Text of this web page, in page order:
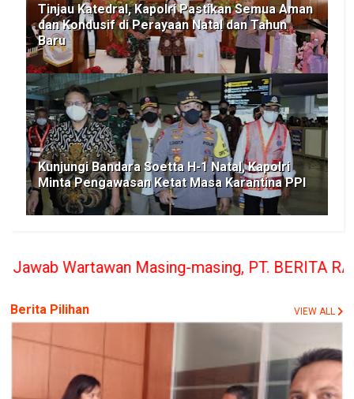
Tinjau Katedral, Kapolri Pastikan Semua Aman
dan Kondusif di Perayaan Natal dan Tahun
Baru
Kunjungi Bandara Soetta H-1 Natal, Kapolri
Minta Pengawasan Ketat Masa Karantina PPI
Masing-masing, PT. BERITA RAKYAT
Berita Pilihan VIEW ALL